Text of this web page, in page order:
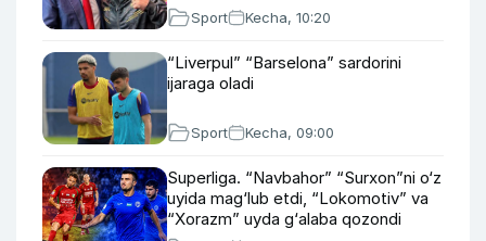
Sport Kecha, 10:20
“Liverpul” “Barselona” sardorini
ijaraga oladi
Sport Kecha, 09:00
Superliga. “Navbahor” “Surxon”ni o‘z
uyida mag‘lub etdi, “Lokomotiv” va
“Xorazm” uyda g‘alaba qozondi